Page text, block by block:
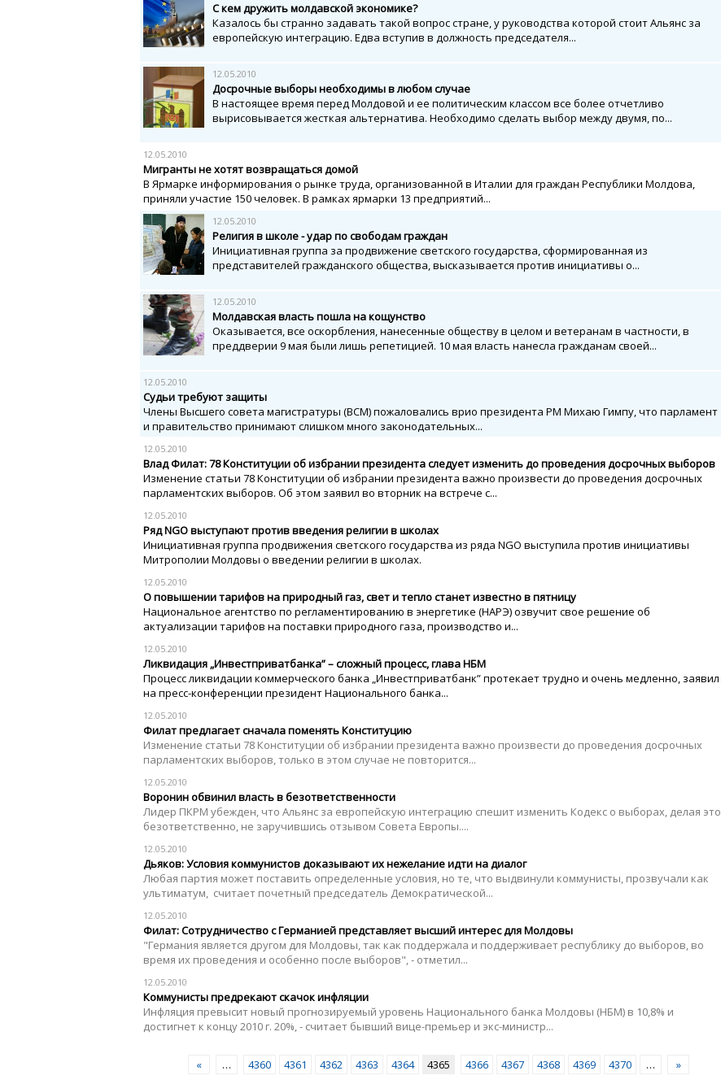
С кем дружить молдавской экономике?
Казалось бы странно задавать такой вопрос стране, у руководства которой стоит Альянс за
европейскую интеграцию. Едва вступив в должность председателя...
12.05.2010
Досрочные выборы необходимы в любом случае
В настоящее время перед Молдовой и ее политическим классом все более отчетливо
вырисовывается жесткая альтернатива. Необходимо сделать выбор между двумя, по...
12.05.2010
Мигранты не хотят возвращаться домой
В Ярмарке информирования о рынке труда, организованной в Италии для граждан Республики Молдова,
приняли участие 150 человек. В рамках ярмарки 13 предприятий...
12.05.2010
Религия в школе - удар по свободам граждан
Инициативная группа за продвижение светского государства, сформированная из
представителей гражданского общества, высказывается против инициативы о...
12.05.2010
Молдавская власть пошла на кощунство
Оказывается, все оскорбления, нанесенные обществу в целом и ветеранам в частности, в
преддверии 9 мая были лишь репетицией. 10 мая власть нанесла гражданам своей...
12.05.2010
Судьи требуют защиты
Члены Высшего совета магистратуры (ВСМ) пожаловались врио президента РМ Михаю Гимпу, что парламент
и правительство принимают слишком много законодательных...
12.05.2010
Влад Филат: 78 Конституции об избрании президента следует изменить до проведения досрочных выборов
Изменение статьи 78 Конституции об избрании президента важно произвести до проведения досрочных
парламентских выборов. Об этом заявил во вторник на встрече с...
12.05.2010
Ряд NGO выступают против введения религии в школах
Инициативная группа продвижения светского государства из ряда NGO выступила против инициативы
Митрополии Молдовы о введении религии в школах.
12.05.2010
О повышении тарифов на природный газ, свет и тепло станет известно в пятницу
Национальное агентство по регламентированию в энергетике (НАРЭ) озвучит свое решение об
актуализации тарифов на поставки природного газа, производство и...
12.05.2010
Ликвидация „Инвестприватбанка” – сложный процесс, глава НБМ
Процесс ликвидации коммерческого банка „Инвестприватбанк” протекает трудно и очень медленно, заявил
на пресс-конференции президент Национального банка...
12.05.2010
Филат предлагает сначала поменять Конституцию
Изменение статьи 78 Конституции об избрании президента важно произвести до проведения досрочных
парламентских выборов, только в этом случае не повторится...
12.05.2010
Воронин обвинил власть в безответственности
Лидер ПКРМ убежден, что Альянс за европейскую интеграцию спешит изменить Кодекс о выборах, делая это
безответственно, не заручившись отзывом Совета Европы....
12.05.2010
Дьяков: Условия коммунистов доказывают их нежелание идти на диалог
Любая партия может поставить определенные условия, но те, что выдвинули коммунисты, прозвучали как
ультиматум, считает почетный председатель Демократической...
12.05.2010
Филат: Сотрудничество с Германией представляет высший интерес для Молдовы
"Германия является другом для Молдовы, так как поддержала и поддерживает республику до выборов, во
время их проведения и особенно после выборов", - отметил...
12.05.2010
Коммунисты предрекают скачок инфляции
Инфляция превысит новый прогнозируемый уровень Национального банка Молдовы (НБМ) в 10,8% и
достигнет к концу 2010 г. 20%, - считает бывший вице-премьер и экс-министр...
« … 4360 4361 4362 4363 4364 4365 4366 4367 4368 4369 4370 … »